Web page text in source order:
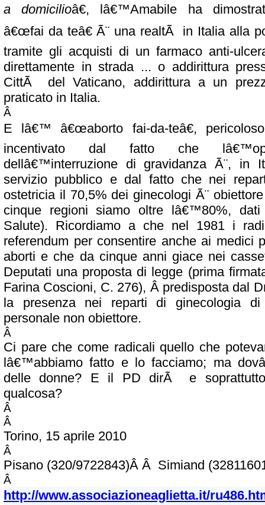
a domicilioâ€, lâ€™Amabile ha
â€œfai da teâ€ Ã¨ una realtÃ in Italia alla
tramite gli acquisti di un farmaco anti-
direttamente in strada ... o addirittura
CittÃ del Vaticano, addirittura a un
praticato in Italia.
Â
E lâ€™ â€œaborto fai-da-teâ€,
incentivato dal fatto che
dellâ€™interruzione di gravidanza Ã¨, in
servizio pubblico e dal fatto che nei
ostetricia il 70,5% dei ginecologi Ã¨
cinque regioni siamo oltre lâ€™80%,
Salute). Ricordiamo a che nel 1981 i
referendum per consentire anche ai medici
aborti e che da cinque anni giace nei
Deputati una proposta di legge (prima
Farina Coscioni, C. 276), Â predisposta dal
la presenza nei reparti di ginecologia
personale non obiettore.
Â
Ci pare che come radicali quello che
lâ€™abbiamo fatto e lo facciamo; ma
delle donne? E il PD dirÃ e
qualcosa?
Â
Â
Torino, 15 aprile 2010
Â
Pisano (320/9722843)Â Â Simiand
Â
http://www.associazioneaglietta.it/